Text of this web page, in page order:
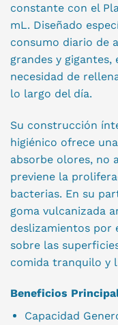
constante con el
mL. Diseñado
consumo diario de
grandes y
necesidad de
lo largo del día.
Su construcción
higiénico ofrece
absorbe olores, no
previene la
bacterias. En su
goma vulcanizada
deslizamientos por
sobre las
comida tranquilo y
Beneficios
Capacidad